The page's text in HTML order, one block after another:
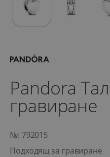
Pandora
гравиране
№: 792015
Подходящ за гравиране